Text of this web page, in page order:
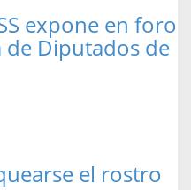
expone en foro
de Diputados de
el rostro